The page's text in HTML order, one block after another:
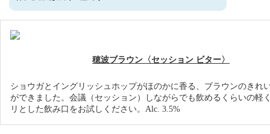
穂波ブラウン〈セッション ビター〉
ショウガとイングリッシュホップがほのかに香る、ブラウンのきれ
ができました。会議（セッション）しながらでも飲めるくらいの軽
リとした飲み口をお試しください。Alc. 3.5%